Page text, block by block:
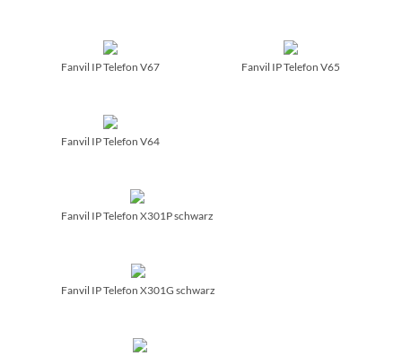
Fanvil IP Telefon V67 Fanvil IP Telefon V65
Fanvil IP Telefon V64
Fanvil IP Telefon X301P schwarz
Fanvil IP Telefon X301G schwarz